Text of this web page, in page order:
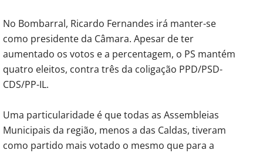
No Bombarral, Ricardo Fernandes irá manter-se
como presidente da Câmara. Apesar de ter
aumentado os votos e a percentagem, o PS mantém
quatro eleitos, contra três da coligação PPD/PSD-
CDS/PP-IL.
Uma particularidade é que todas as Assembleias
Municipais da região, menos a das Caldas, tiveram
como partido mais votado o mesmo que para a